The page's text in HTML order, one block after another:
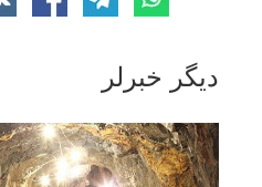
دیگر خبرلر